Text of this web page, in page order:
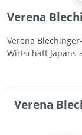
Verena
Verena
Wirtschaft Japans
Verena